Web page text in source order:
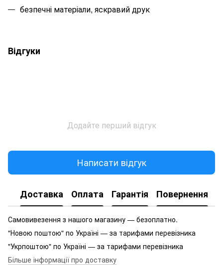
безпечні матеріали, яскравий друк
Відгуки
Додайте перший відгук
Написати відгук
Доставка Оплата Гарантія Повернення
Самовивезення з нашого магазину — безоплатно.
"Новою поштою" по Україні — за тарифами перевізника
"Укрпоштою" по Україні — за тарифами перевізника
Більше інформації про доставку